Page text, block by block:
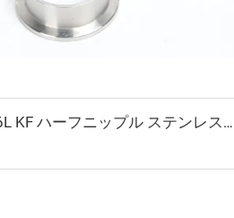
SS304/SS316L KF ハーフニップル ステンレス鋼 L=20/30/40/50/70mm バキュームKF/NW ソケット溶接フランジ KF16-KF50 高品質 NW10-NW50 バキューム溶接継手